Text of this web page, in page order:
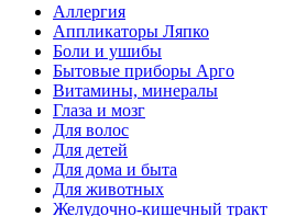
Аллергия
Аппликаторы Ляпко
Боли и ушибы
Бытовые приборы Арго
Витамины, минералы
Глаза и мозг
Для волос
Для детей
Для дома и быта
Для животных
Желудочно-кишечный тракт